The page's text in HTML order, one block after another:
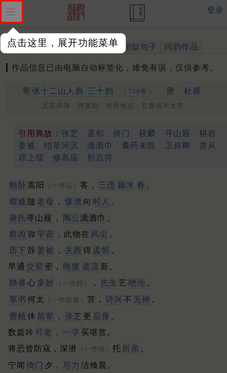
点击这里，展开功能菜单
登录
作品 标注四声 出处、引用 相似句子 同韵作品
作品信息已由电脑自动标签化，难免有误，仅供参考。
寄 张十二山人彪 三十韵 （ 759年 ） 唐 · 杜甫
五言排律 押真韵 创作地点：甘肃省天水市
引用典故： 张芝 孟邻 倚门 获麟 寻山屐
耕岩
姜被
结草河滨 漉酒巾 囊药未陈 卫叔卿
赏从
席上儒
修高庙 肘后符
独卧蒿阳 （一作云） 客， 三违 颍水 春 。
艰难 随 老母 ， 惨澹 向 时人 。
谢氏寻山屐 ， 陶公漉酒巾 。
群凶 弥 宇宙 ，此物在 风尘 。
历下 辞 姜被 ， 关西 得 孟邻 。
早通 交契 密， 晚接 道流 新。
静者 心 多妙 （一作好） ， 先生 艺 绝伦 。
草书 何太 （一作应甚） 苦， 诗兴 不 无神 。
曹植 休 前辈 ， 张芝 更 后身 。
数篇吟 可老 ， 一字 买堪贫。
将恐曾防寇，深潜
（一作情） 托 所亲 。
宁闻 倚门 夕， 尽力 洁飧晨。